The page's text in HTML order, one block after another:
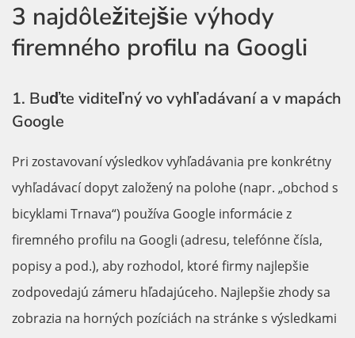
3 najdôležitejšie výhody
firemného profilu na Googli
1. Buďte viditeľný vo vyhľadávaní a v mapách
Google
Pri zostavovaní výsledkov vyhľadávania pre konkrétny
vyhľadávací dopyt založený na polohe (napr. „obchod s
bicyklami Trnava“) používa Google informácie z
firemného profilu na Googli (adresu, telefónne čísla,
popisy a pod.), aby rozhodol, ktoré firmy najlepšie
zodpovedajú zámeru hľadajúceho. Najlepšie zhody sa
zobrazia na horných pozíciách na stránke s výsledkami